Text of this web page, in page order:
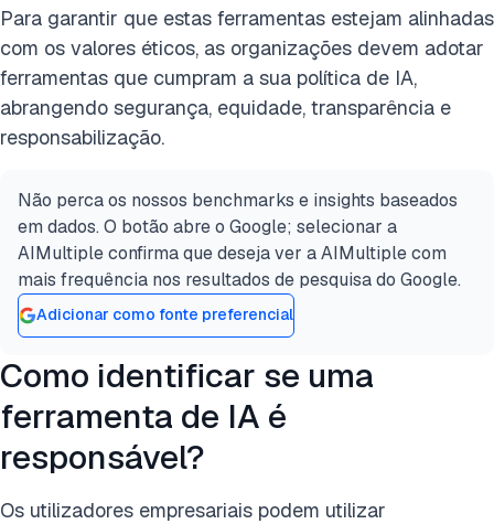
Para garantir que estas ferramentas estejam alinhadas
com os valores éticos, as organizações devem adotar
ferramentas que cumpram a sua política de IA,
abrangendo segurança, equidade, transparência e
responsabilização.
Não perca os nossos benchmarks e insights baseados
em dados. O botão abre o Google; selecionar a
AIMultiple confirma que deseja ver a AIMultiple com
mais frequência nos resultados de pesquisa do Google.
Adicionar como fonte preferencial
Como identificar se uma
ferramenta de IA é
responsável?
Os utilizadores empresariais podem utilizar